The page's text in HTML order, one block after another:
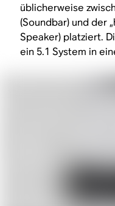
üblicherweise
(Soundbar) und der
Speaker) platziert.
ein 5.1 System in